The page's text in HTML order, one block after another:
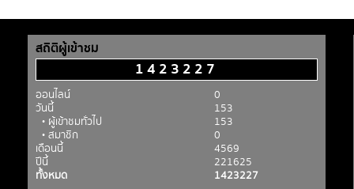
สถิติผู้เข้าชม
1423227
ออนไลน์
0
วันนี้
153
• ผู้เข้าชมทั่วไป
153
• สมาชิก
0
เดือนนี้
4569
ปีนี้
221625
ทั้งหมด
1423227